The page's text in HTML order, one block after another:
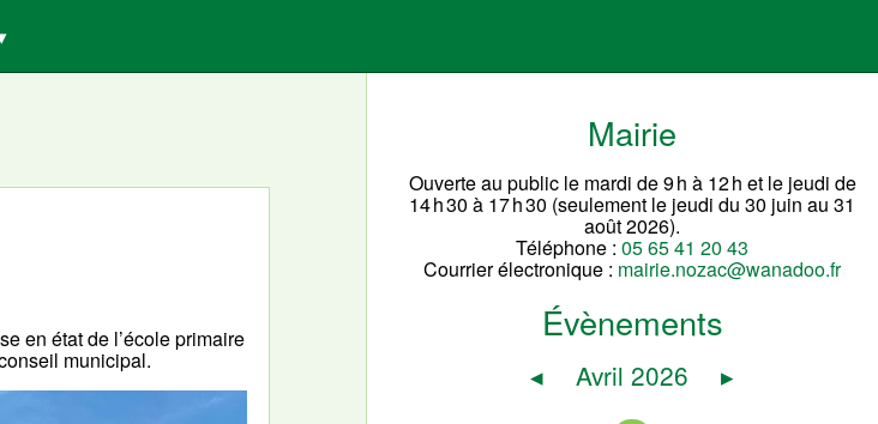
en état de l’école primaire
municipal.
Mairie
Ouverte au public le mardi de 9 h à 12 h et le jeudi de
14 h 30 à 17 h 30 (seulement le jeudi du 30 juin au 31
août 2026).
Téléphone :05 65 41 20 43
Courrier électronique : mairie.nozac@wanadoo.fr
Évènements
◂ Avril 2026 ▸